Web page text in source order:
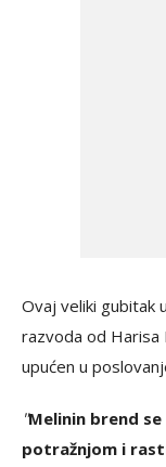
Ovaj veliki gubitak
razvoda od Harisa
upućen u
"Melinin brend
potražnjom i